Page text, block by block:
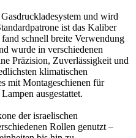
und wird
ist das Kaliber
schnell breite Verwendung
wurde in verschiedenen
Präzision, Zuverlässigkeit und
klimatischen
mit Montageschienen für
ausgestattet.
der israelischen
Rollen genutzt –